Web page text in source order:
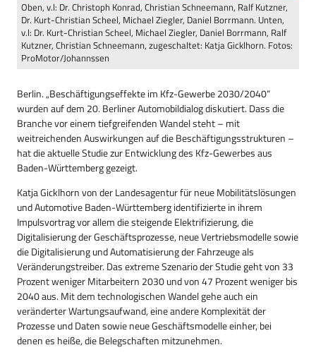
Oben, v.l: Dr. Christoph Konrad, Christian Schneemann, Ralf Kutzner,
Dr. Kurt-Christian Scheel, Michael Ziegler, Daniel Borrmann. Unten,
v.l: Dr. Kurt-Christian Scheel, Michael Ziegler, Daniel Borrmann, Ralf
Kutzner, Christian Schneemann, zugeschaltet: Katja Gicklhorn. Fotos:
ProMotor/Johannssen
Berlin. „Beschäftigungseffekte im Kfz-Gewerbe 2030/2040“
wurden auf dem 20. Berliner Automobildialog diskutiert. Dass die
Branche vor einem tiefgreifenden Wandel steht – mit
weitreichenden Auswirkungen auf die Beschäftigungsstrukturen –
hat die aktuelle Studie zur Entwicklung des Kfz-Gewerbes aus
Baden-Württemberg gezeigt.
Katja Gicklhorn von der Landesagentur für neue Mobilitätslösungen
und Automotive Baden-Württemberg identifizierte in ihrem
Impulsvortrag vor allem die steigende Elektrifizierung, die
Digitalisierung der Geschäftsprozesse, neue Vertriebsmodelle sowie
die Digitalisierung und Automatisierung der Fahrzeuge als
Veränderungstreiber. Das extreme Szenario der Studie geht von 33
Prozent weniger Mitarbeitern 2030 und von 47 Prozent weniger bis
2040 aus. Mit dem technologischen Wandel gehe auch ein
veränderter Wartungsaufwand, eine andere Komplexität der
Prozesse und Daten sowie neue Geschäftsmodelle einher, bei
denen es heiße, die Belegschaften mitzunehmen.